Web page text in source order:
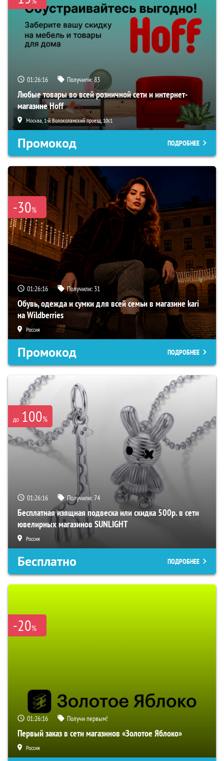
01:26:15 Получили:83
Любые товары во всей розничной сети и интернет-
магазине Hoff
Москва, 1-й Волоколамский проезд, 10с1
Промокод ПОДРОБНЕЕ
-30%
01:26:15 Получили: 31
Обувь, одежда и сумки для всей семьи в магазине kari
на Wildberries
Россия
Промокод ПОДРОБНЕЕ
до 100%
01:26:15 Получили:74
Бесплатная изящная подвеска или скидка 500р. в сети
ювелирных магазинов SUNLIGHT
Россия
Бесплатно ПОДРОБНЕЕ
-20%
01:26:15 Получи первым!
Первый заказ в сети магазинов «Золотое Яблоко»
Россия